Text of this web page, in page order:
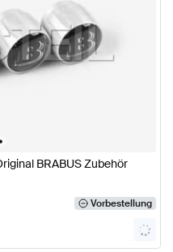
BRABUS Zubehör
Vorbestellung